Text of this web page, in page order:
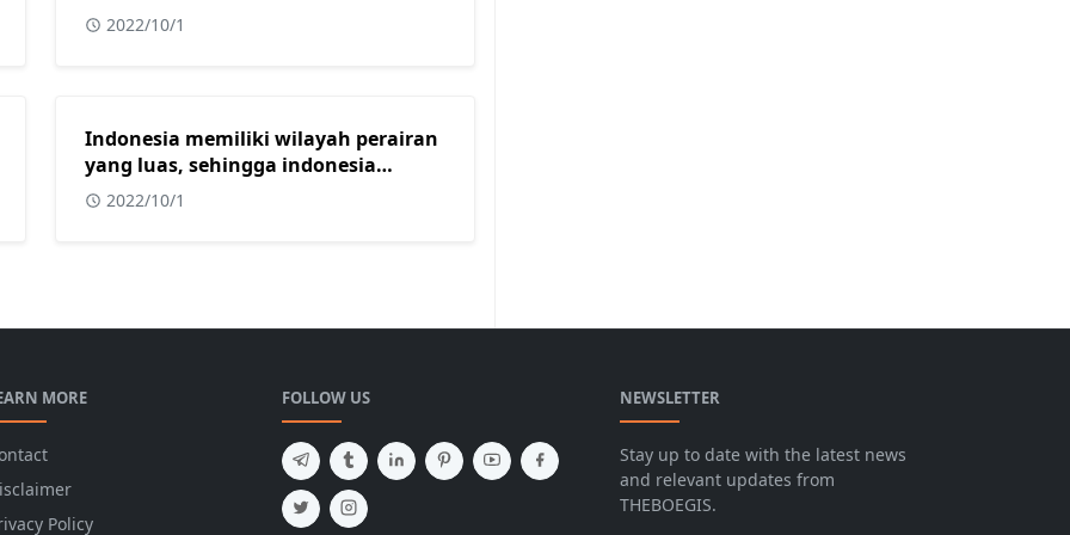
2022/10/1
Indonesia memiliki wilayah perairan
yang luas, sehingga indonesia
mendapat julukan sebagai?
2022/10/1
MORE
Policy
FOLLOW US NEWSLETTER
Stay up to date with the latest news
and relevant updates from
THEBOEGIS.